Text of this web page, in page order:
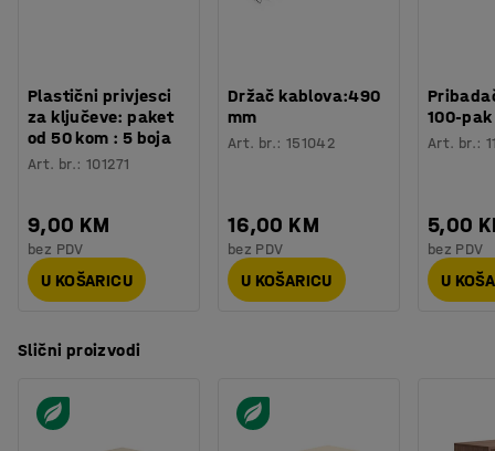
što su školske blagovaonice, sobe za odmor i uredi.
Težina: 36,3 kg
Montaža: Dolazi nesastavljeno
Testirano: EN 15372
Plastični privjesci
za ključeve: paket
od 50 kom : 5 boja
Art. br.:101271
9,00 KM
bez PDV
U KOŠARICU
Držač kablova:490
mm
Art. br.: 151042
16,00 KM
bez PDV
U KOŠARICU
100-pak
Art. br.:
5,00
bez PDV
U
Slični proizvodi